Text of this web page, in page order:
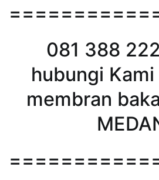
081 388
hubungi
membran